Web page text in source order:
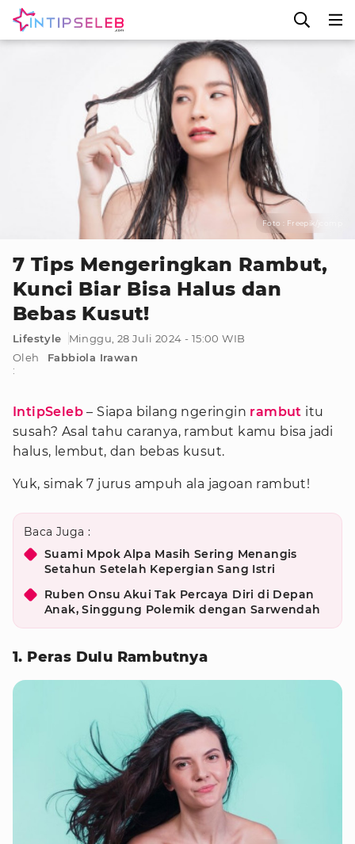
Foto : Freepik/jcomp
7 Tips Mengeringkan Rambut,
Kunci Biar Bisa Halus dan
Bebas Kusut!
Lifestyle
Minggu, 28 Juli 2024 - 15:00 WIB
Oleh
:
Fabbiola Irawan
IntipSeleb – Siapa bilang ngeringin rambut itu
susah? Asal tahu caranya, rambut kamu bisa jadi
halus, lembut, dan bebas kusut.
Yuk, simak 7 jurus ampuh ala jagoan rambut!
Baca Juga :
Suami Mpok Alpa Masih Sering Menangis
Setahun Setelah Kepergian Sang Istri
Ruben Onsu Akui Tak Percaya Diri di Depan
Anak, Singgung Polemik dengan Sarwendah
1. Peras Dulu Rambutnya